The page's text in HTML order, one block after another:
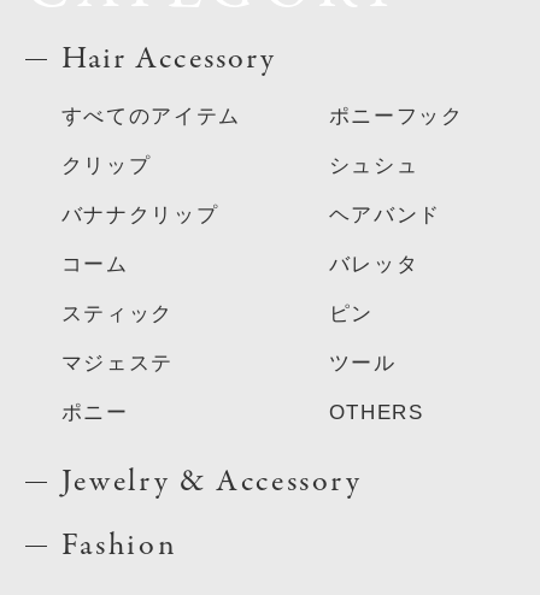
Hair Accessory
すべてのアイテム
クリップ
バナナクリップ
コーム
スティック
マジェステ
ポニー
ポニーフック
シュシュ
ヘアバンド
バレッタ
ピン
ツール
OTHERS
Jewelry & Accessory
Fashion